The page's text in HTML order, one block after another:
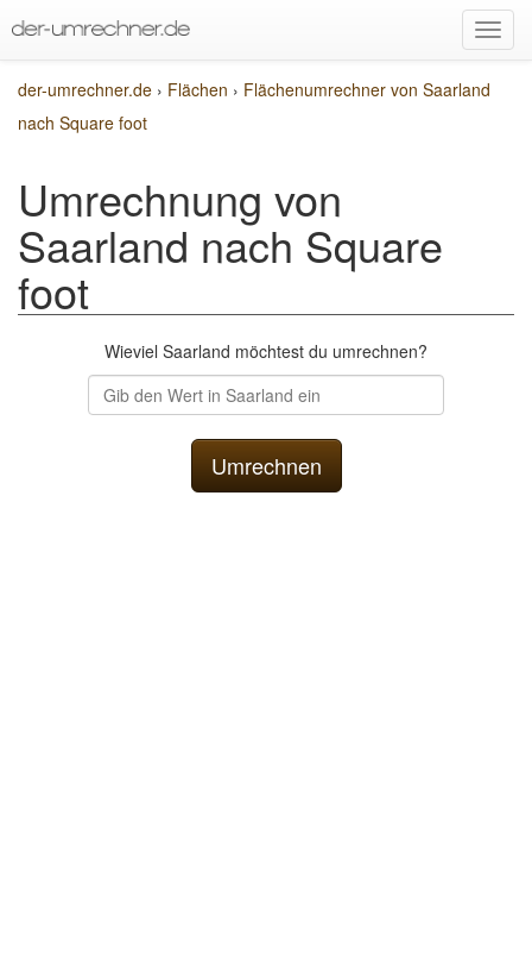
der-umrechner.de › Flächen › Flächenumrechner von Saarland
nach Square foot
Umrechnung von
Saarland nach Square
foot
Wieviel Saarland möchtest du umrechnen?